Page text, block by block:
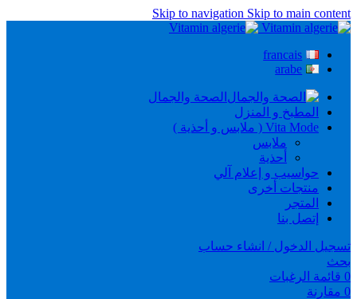
Skip to navigation Skip to main content
francais
arabe
الصحة والجمال
المطبخ و المنزل
Vita Mode ( ملابس و أحذية )
ملابس
أحذية
حواسيب و إعلام آلي
منتجات أخرى
المتجر
إتصل بنا
تسجيل الدخول / انشاء حساب
بحث
0 قائمة الرغبات
0 مقارنة